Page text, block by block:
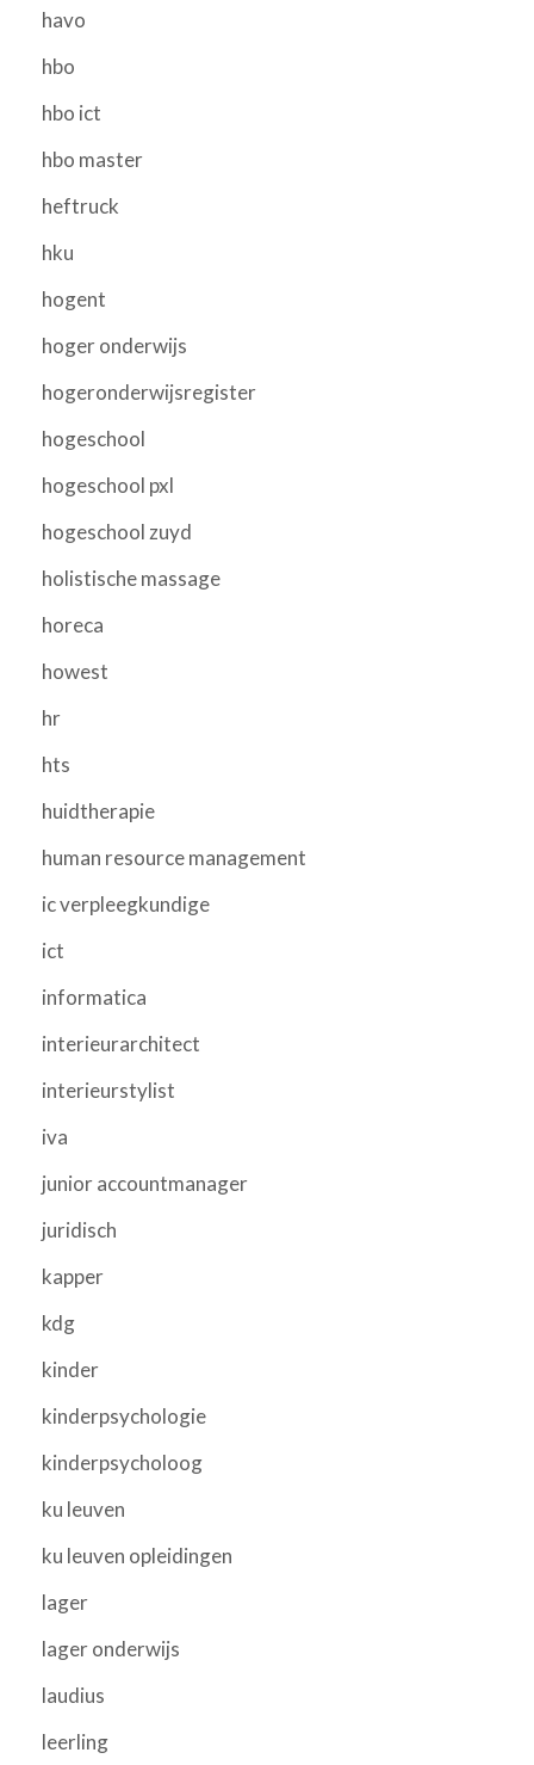
havo
hbo
hbo ict
hbo master
heftruck
hku
hogent
hoger onderwijs
hogeronderwijsregister
hogeschool
hogeschool pxl
hogeschool zuyd
holistische massage
horeca
howest
hr
hts
huidtherapie
human resource management
ic verpleegkundige
ict
informatica
interieurarchitect
interieurstylist
iva
junior accountmanager
juridisch
kapper
kdg
kinder
kinderpsychologie
kinderpsycholoog
ku leuven
ku leuven opleidingen
lager
lager onderwijs
laudius
leerling